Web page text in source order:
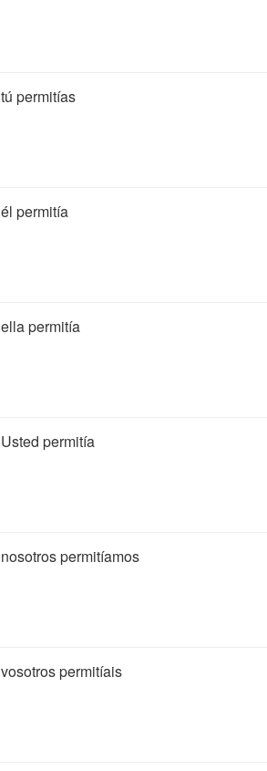
tú permitías
él permitía
ella permitía
Usted permitía
nosotros permitíamos
vosotros permitíais